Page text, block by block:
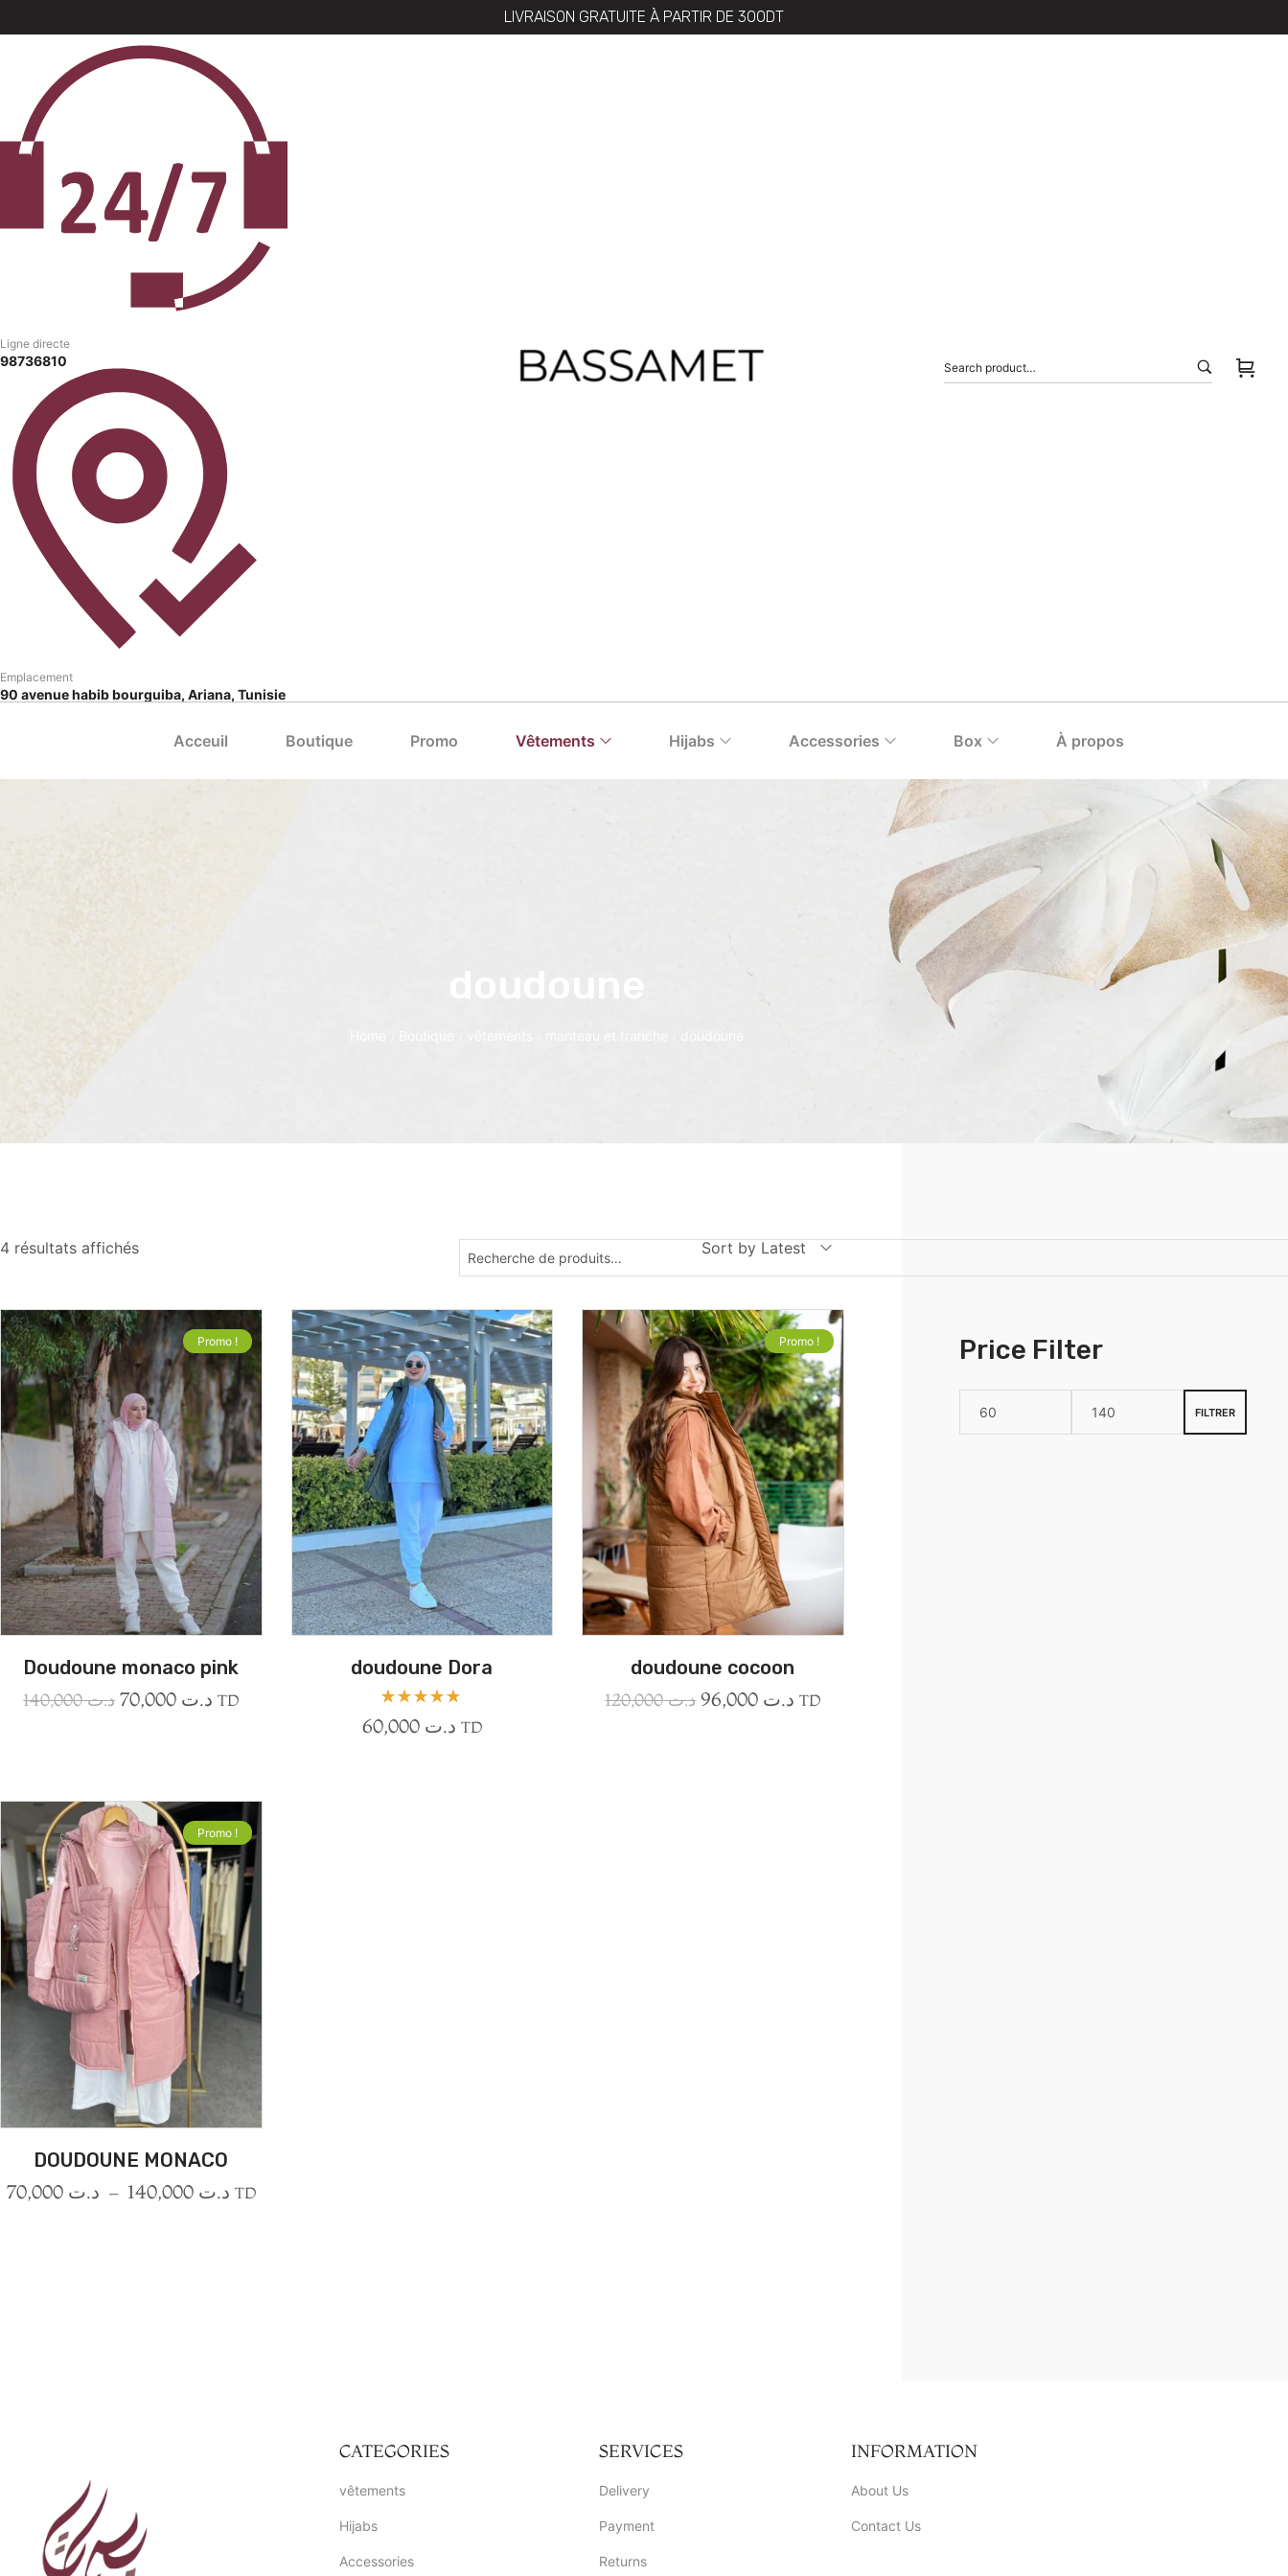
LIVRAISON GRATUITE À PARTIR DE 300DT
Ligne directe
98736810
Emplacement
90 avenue habib bourguiba, Ariana, Tunisie
Acceuil Boutique Promo Vêtements Hijabs Accessories Box À propos
doudoune
4 résultats affichés Sort by Latest
Promo !
Doudoune monaco pink
د.ت140,000 د.ت TD
doudoune Dora
Note
sur 5د.ت 60,000 TD
Promo !
doudoune cocoon
د.ت120,000 د.ت TD
Promo !
DOUDOUNE MONACO
د.ت 70,000 – د.ت 140,000 TD
Price Filter
FILTRER
CATEGORIES
vêtements
Hijabs
Accessories
SERVICES
Delivery
Payment
Returns
INFORMATION
About Us
Contact Us